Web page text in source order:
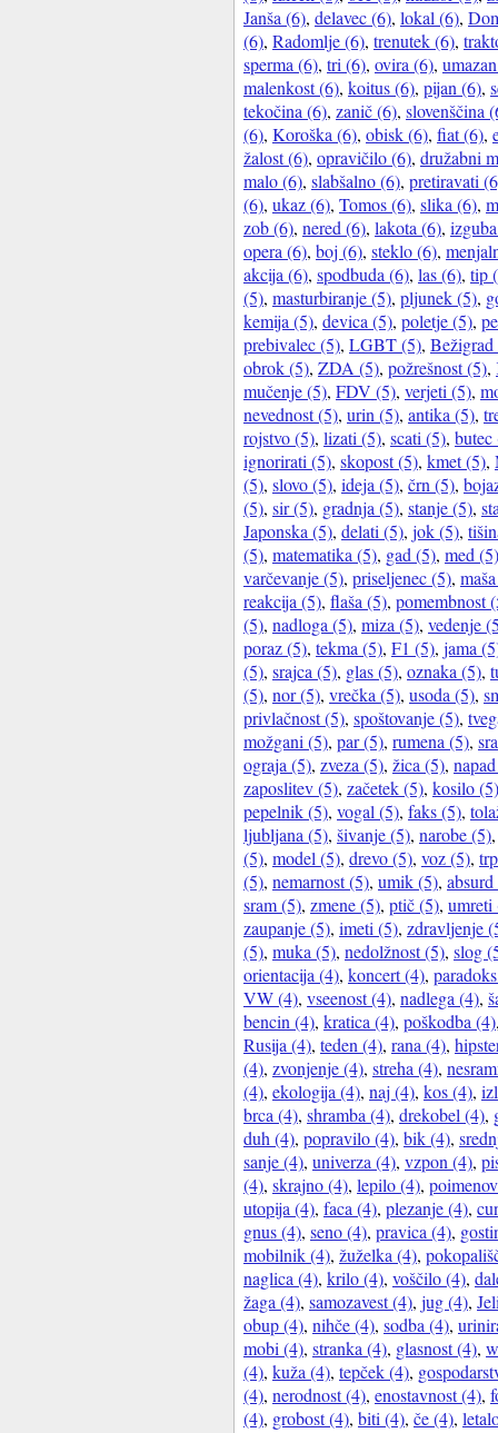
Janša (6), delavec (6), lokal (6),
(6), Radomlje (6), trenutek (6),
sperma (6), tri (6), ovira (6),
malenkost (6), koitus (6), pijan (6),
tekočina (6), zanič (6), slovenščina
(6), Koroška (6), obisk (6), fiat (6),
žalost (6), opravičilo (6), družabni
malo (6), slabšalno (6), pretiravati
(6), ukaz (6), Tomos (6), slika (6),
zob (6), nered (6), lakota (6),
opera (6), boj (6), steklo (6),
akcija (6), spodbuda (6), las (6), tip
(5), masturbiranje (5), pljunek (5),
kemija (5), devica (5), poletje (5),
prebivalec (5), LGBT (5), Bežigrad
obrok (5), ZDA (5), požrešnost (5),
mučenje (5), FDV (5), verjeti (5),
nevednost (5), urin (5), antika (5),
rojstvo (5), lizati (5), scati (5), butec
ignorirati (5), skopost (5), kmet (5),
(5), slovo (5), ideja (5), črn (5),
(5), sir (5), gradnja (5), stanje (5),
Japonska (5), delati (5), jok (5),
(5), matematika (5), gad (5), med (5)
varčevanje (5), priseljenec (5),
reakcija (5), flaša (5), pomembnost
(5), nadloga (5), miza (5), vedenje
poraz (5), tekma (5), F1 (5), jama
(5), srajca (5), glas (5), oznaka (5),
(5), nor (5), vrečka (5), usoda (5),
privlačnost (5), spoštovanje (5),
možgani (5), par (5), rumena (5),
ograja (5), zveza (5), žica (5),
zaposlitev (5), začetek (5), kosilo (5)
pepelnik (5), vogal (5), faks (5),
ljubljana (5), šivanje (5), narobe (5)
(5), model (5), drevo (5), voz (5),
(5), nemarnost (5), umik (5),
sram (5), zmene (5), ptič (5), umreti
zaupanje (5), imeti (5), zdravljenje
(5), muka (5), nedolžnost (5), slog
orientacija (4), koncert (4),
VW (4), vseenost (4), nadlega (4),
bencin (4), kratica (4), poškodba (4)
Rusija (4), teden (4), rana (4),
(4), zvonjenje (4), streha (4),
(4), ekologija (4), naj (4), kos (4),
brca (4), shramba (4), drekobel (4),
duh (4), popravilo (4), bik (4),
sanje (4), univerza (4), vzpon (4),
(4), skrajno (4), lepilo (4),
utopija (4), faca (4), plezanje (4),
gnus (4), seno (4), pravica (4),
mobilnik (4), žuželka (4),
naglica (4), krilo (4), voščilo (4),
žaga (4), samozavest (4), jug (4),
obup (4), nihče (4), sodba (4),
mobi (4), stranka (4), glasnost (4),
(4), kuža (4), tepček (4),
(4), nerodnost (4), enostavnost (4),
(4), grobost (4), biti (4), če (4),